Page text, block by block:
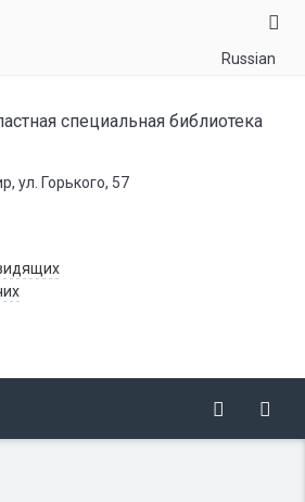
Russian
специальная библиотека
ул. Горького, 57